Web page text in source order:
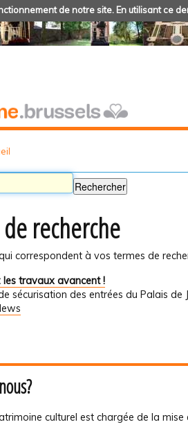
de notre site. En utilisant ce
recherche
correspondent à vos termes de
les travaux avancent !
sécurisation des entrées du Palais
culturel est chargée de la